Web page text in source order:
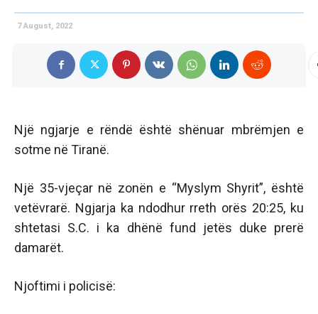
7 August, 2022
Një ngjarje e rëndë është shënuar mbrëmjen e
sotme në Tiranë.
Një 35-vjeçar në zonën e “Myslym Shyrit”, është
vetëvrarë. Ngjarja ka ndodhur rreth orës 20:25, ku
shtetasi S.C. i ka dhënë fund jetës duke prerë
damarët.
Njoftimi i policisë: